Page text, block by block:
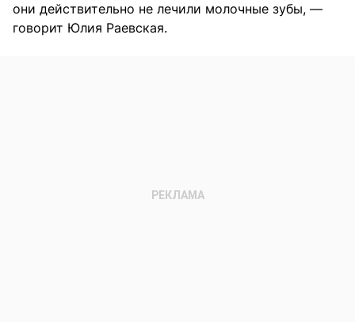
они действительно не лечили молочные зубы, —
говорит Юлия Раевская.